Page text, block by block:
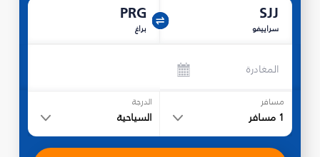
SJJ
سراييفو
PRG
براغ
المغادرة
مسافر
1 مسافر
الدرجة
السياحية